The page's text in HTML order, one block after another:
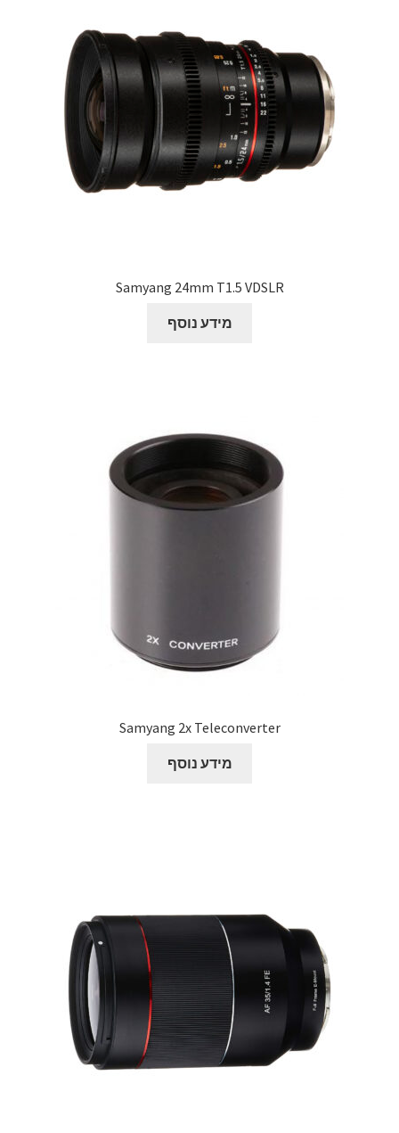
Samyang 24mm T1.5 VDSLR
מידע נוסף
Samyang 2x Teleconverter
מידע נוסף